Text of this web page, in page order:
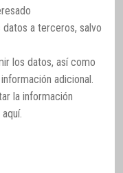
a terceros, salvo
los datos, así como
adicional.
la información
aquí.